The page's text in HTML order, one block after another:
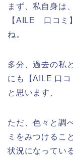
まず、私自身は
【AILE 口コミ
ね。
多分、過去の私
にも【AILE 口
と思います、
ただ、色々と調
ミをみつけるこ
状況になってい